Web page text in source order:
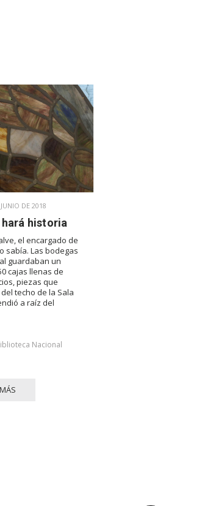
DE 2018
historia
el encargado de
sabía. Las bodegas
guardaban un
cajas llenas de
piezas que
techo de la Sala
a raíz del
Nacional